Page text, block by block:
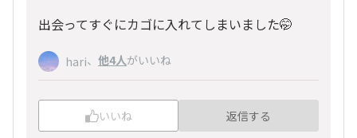
出会ってすぐにカゴに入れてしまいました🤭
hari、 他4人がいいね
いいね 返信する